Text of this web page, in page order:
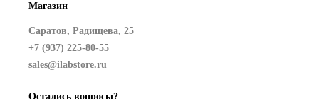
Магазин
Саратов, Радищева, 25
+7 (937) 225-80-55
sales@ilabstore.ru
Остались вопросы?